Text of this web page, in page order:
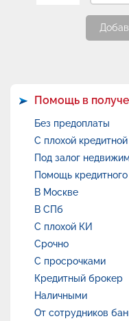
Помощь в
Без предоплаты
С плохой
Под залог
Помощь
В Москве
В СПб
С плохой КИ
Срочно
С просрочками
Кредитный брокер
Наличными
От сотрудников